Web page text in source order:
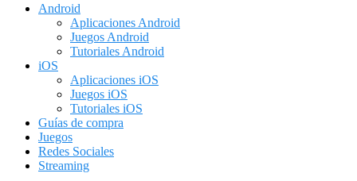
Android
Aplicaciones Android
Juegos Android
Tutoriales Android
iOS
Aplicaciones iOS
Juegos iOS
Tutoriales iOS
Guías de compra
Juegos
Redes Sociales
Streaming